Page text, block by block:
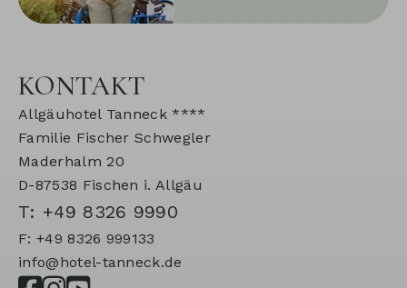
KONTAKT
Allgäuhotel Tanneck ****
Familie Fischer Schwegler
Maderhalm 20
D-87538 Fischen i. Allgäu
T: +49 8326 9990
F: +49 8326 999133
info@hotel-tanneck.de